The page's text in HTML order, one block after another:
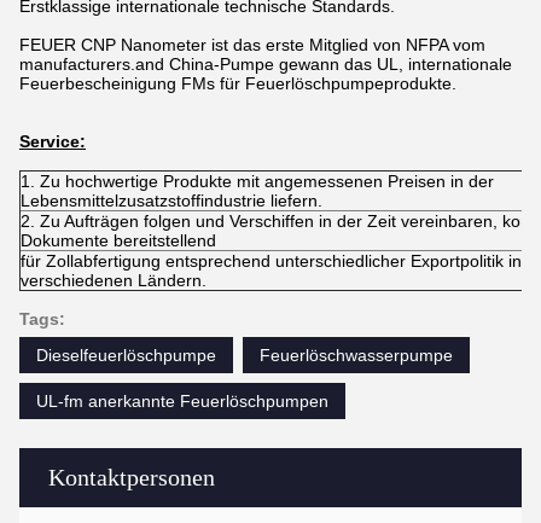
Kontaktpersonen
Erstklassige internationale technische Standards.
FEUER CNP Nanometer ist das erste Mitglied von NFPA vom
manufacturers.and China-Pumpe gewann das UL, internationale
Feuerbescheinigung FMs für Feuerlöschpumpeprodukte.
Service:
1. Zu hochwertige Produkte mit angemessenen Preisen in der
Lebensmittelzusatzstoffindustrie liefern.
2. Zu Aufträgen folgen und Verschiffen in der Zeit vereinbaren,
Dokumente bereitstellend
für Zollabfertigung entsprechend unterschiedlicher Exportpolitik in
verschiedenen Ländern.
Tags:
Dieselfeuerlöschpumpe
Feuerlöschwasserpumpe
UL-fm anerkannte Feuerlöschpumpen